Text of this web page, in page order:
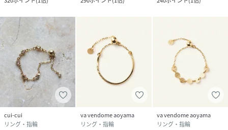
cui-cui
リング・指輪
va vendome aoyama
リング・指輪
va vendome aoyama
リング・指輪